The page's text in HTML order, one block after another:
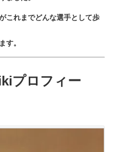
これまでどんな選手として歩
す。
プロフィー